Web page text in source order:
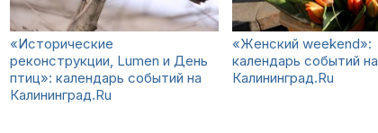
«Исторические
реконструкции, Lumen и День
птиц»: календарь событий на
Калининград.Ru
«Женский weekend»:
календарь событий на
Калининград.Ru